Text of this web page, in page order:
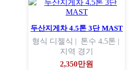
두산지게차 4.5톤 3단 MAST
형식 디젤식 | 톤수 4.5톤 |
지역 경기
2,350만원